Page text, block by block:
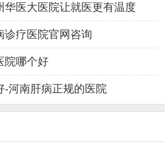
华医大医院让就医更有温度
诊疗医院官网咨询
院哪个好
-河南肝病正规的医院